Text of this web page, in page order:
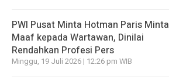
PWI Pusat Minta Hotman Paris Minta
Maaf kepada Wartawan, Dinilai
Rendahkan Profesi Pers
Minggu, 19 Juli 2026 | 12:26 pm WIB